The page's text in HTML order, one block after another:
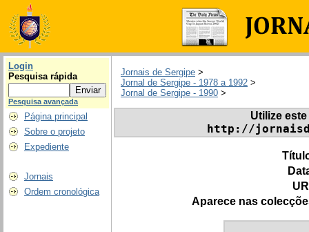
Login
Pesquisa rápida
Pesquisa avançada
Página principal
Sobre o projeto
Expediente
Jornais
Ordem cronológica
Jornais de Sergipe >
Jornal de Sergipe - 1978 a 1992 >
Jornal de Sergipe - 1990 >
Utilize
http://
Aparece nas